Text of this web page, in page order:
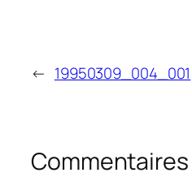
← 19950309_004_001
Commentaires